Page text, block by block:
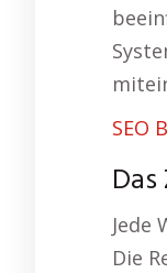
SEO
Jede
Die